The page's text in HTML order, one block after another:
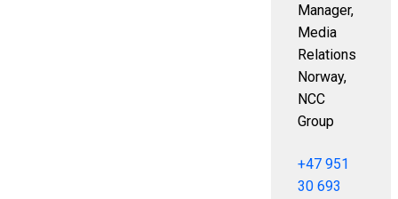
Manager,
Media
Relations
Norway,
NCC
Group
+47 951
30 693